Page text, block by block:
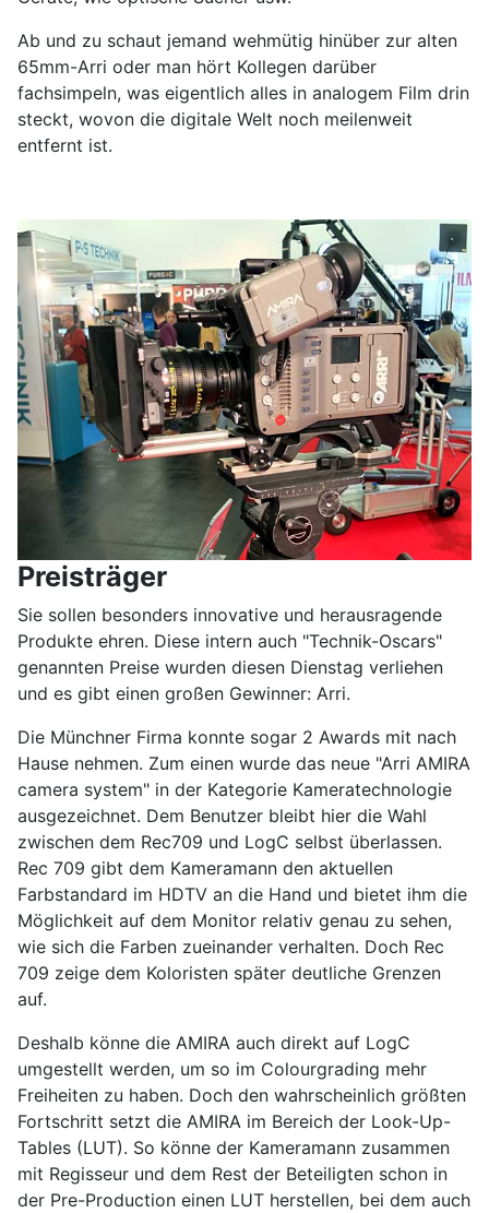
Ab und zu schaut jemand wehmütig hinüber zur alten
65mm-Arri oder man hört Kollegen darüber
fachsimpeln, was eigentlich alles in analogem Film drin
steckt, wovon die digitale Welt noch meilenweit
entfernt ist.
Preisträger
Sie sollen besonders innovative und herausragende
Produkte ehren. Diese intern auch "Technik-Oscars"
genannten Preise wurden diesen Dienstag verliehen
und es gibt einen großen Gewinner: Arri.
Die Münchner Firma konnte sogar 2 Awards mit nach
Hause nehmen. Zum einen wurde das neue "Arri AMIRA
camera system" in der Kategorie Kameratechnologie
ausgezeichnet. Dem Benutzer bleibt hier die Wahl
zwischen dem Rec709 und LogC selbst überlassen.
Rec 709 gibt dem Kameramann den aktuellen
Farbstandard im HDTV an die Hand und bietet ihm die
Möglichkeit auf dem Monitor relativ genau zu sehen,
wie sich die Farben zueinander verhalten. Doch Rec
709 zeige dem Koloristen später deutliche Grenzen
auf.
Deshalb könne die AMIRA auch direkt auf LogC
umgestellt werden, um so im Colourgrading mehr
Freiheiten zu haben. Doch den wahrscheinlich größten
Fortschritt setzt die AMIRA im Bereich der Look-Up-
Tables (LUT). So könne der Kameramann zusammen
mit Regisseur und dem Rest der Beteiligten schon in
der Pre-Production einen LUT herstellen, bei dem auch